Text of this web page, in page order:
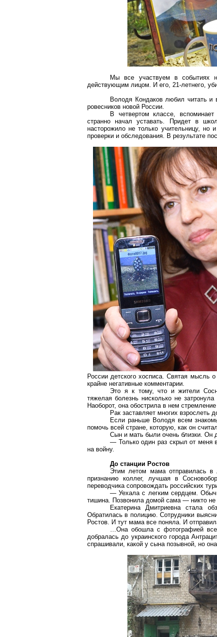
Мы все участвуем в событиях
действующим лицом. И его, 21-летнего,
Володя Кондаков любил читать и
ровесников новой России.
В четвертом классе,
странно начал уставать. Придет в
насторожило не только учительницу,
проверки и обследования. В результате
России детского хосписа. Святая мысль
крайне негативные комментарии.
Это я к тому, что и жители
тяжелая болезнь нисколько не
Наоборот, она обострила в нем
Рак заставляет многих взрослеть
Если раньше Володя всем
помочь всей стране, которую, как он
Сын и мать были очень близки. Он
— Только один раз скрыл от меня
на войну.
До станции Ростов
Этим летом мама отправилась в
признанию коллег, лучшая в
переводчика сопровождать российских
— Уехала с легким сердцем.
тишина. Позвонила домой сама — никто не
Екатерина Дмитриевна стала
Обратилась в полицию. Сотрудники
Ростов. И тут мама все поняла. И
…Она обошла с фотографией все
добралась до украинского города
спрашивали, какой у сына позывной, но